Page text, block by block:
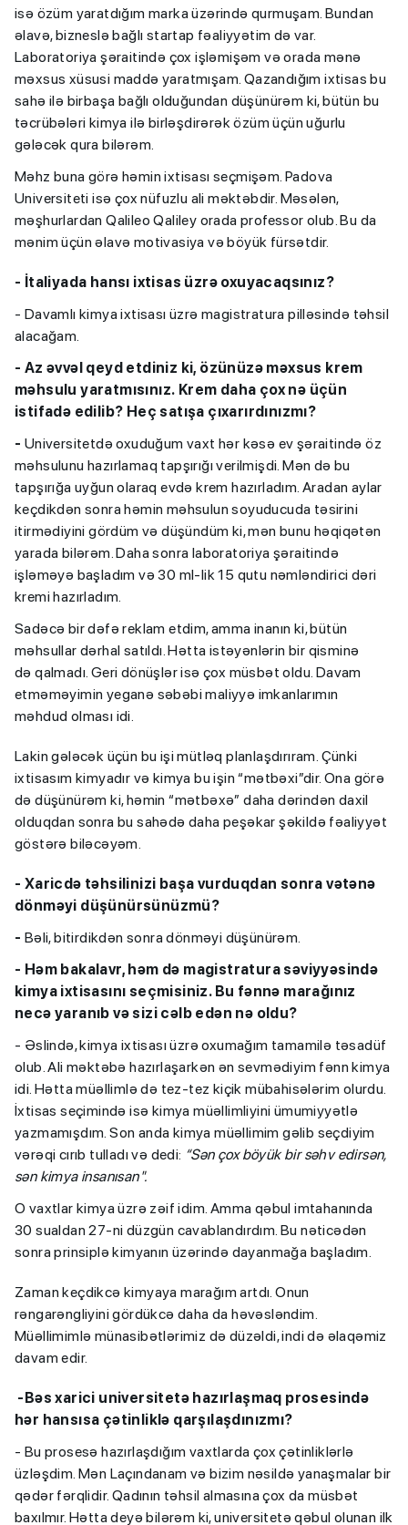
isə özüm yaratdığım marka üzərində qurmuşam. Bundan
əlavə, bizneslə bağlı startap fəaliyyətim də var.
Laboratoriya şəraitində çox işləmişəm və orada mənə
məxsus xüsusi maddə yaratmışam. Qazandığım ixtisas bu
sahə ilə birbaşa bağlı olduğundan düşünürəm ki, bütün bu
təcrübələri kimya ilə birləşdirərək özüm üçün uğurlu
gələcək qura bilərəm.
Məhz buna görə həmin ixtisası seçmişəm. Padova
Universiteti isə çox nüfuzlu ali məktəbdir. Məsələn,
məşhurlardan Qalileo Qaliley orada professor olub. Bu da
mənim üçün əlavə motivasiya və böyük fürsətdir.
- İtaliyada hansı ixtisas üzrə oxuyacaqsınız?
- Davamlı kimya ixtisası üzrə magistratura pilləsində təhsil
alacağam.
- Az əvvəl qeyd etdiniz ki, özünüzə məxsus krem
məhsulu yaratmısınız. Krem daha çox nə üçün
istifadə edilib? Heç satışa çıxarırdınızmı?
- Universitetdə oxuduğum vaxt hər kəsə ev şəraitində öz
məhsulunu hazırlamaq tapşırığı verilmişdi. Mən də bu
tapşırığa uyğun olaraq evdə krem hazırladım. Aradan aylar
keçdikdən sonra həmin məhsulun soyuducuda təsirini
itirmədiyini gördüm və düşündüm ki, mən bunu həqiqətən
yarada bilərəm. Daha sonra laboratoriya şəraitində
işləməyə başladım və 30 ml-lik 15 qutu nəmləndirici dəri
kremi hazırladım.
Sadəcə bir dəfə reklam etdim, amma inanın ki, bütün
məhsullar dərhal satıldı. Hətta istəyənlərin bir qisminə
də qalmadı. Geri dönüşlər isə çox müsbət oldu. Davam
etməməyimin yeganə səbəbi maliyyə imkanlarımın
məhdud olması idi.
Lakin gələcək üçün bu işi mütləq planlaşdırıram. Çünki
ixtisasım kimyadır və kimya bu işin “mətbəxi”dir. Ona görə
də düşünürəm ki, həmin “mətbəxə” daha dərindən daxil
olduqdan sonra bu sahədə daha peşəkar şəkildə fəaliyyət
göstərə biləcəyəm.
- Xaricdə təhsilinizi başa vurduqdan sonra vətənə
dönməyi düşünürsünüzmü?
- Bəli, bitirdikdən sonra dönməyi düşünürəm.
- Həm bakalavr, həm də magistratura səviyyəsində
kimya ixtisasını seçmisiniz. Bu fənnə marağınız
necə yaranıb və sizi cəlb edən nə oldu?
- Əslində, kimya ixtisası üzrə oxumağım tamamilə təsadüf
olub. Ali məktəbə hazırlaşarkən ən sevmədiyim fənn kimya
idi. Hətta müəllimlə də tez-tez kiçik mübahisələrim olurdu.
İxtisas seçimində isə kimya müəllimliyini ümumiyyətlə
yazmamışdım. Son anda kimya müəllimim gəlib seçdiyim
vərəqi cırıb tulladı və dedi: “Sən çox böyük bir səhv edirsən,
sən kimya insanısan".
O vaxtlar kimya üzrə zəif idim. Amma qəbul imtahanında
30 sualdan 27-ni düzgün cavablandırdım. Bu nəticədən
sonra prinsiplə kimyanın üzərində dayanmağa başladım.
Zaman keçdikcə kimyaya marağım artdı. Onun
rəngarəngliyini gördükcə daha da həvəsləndim.
Müəllimimlə münasibətlərimiz də düzəldi, indi də əlaqəmiz
davam edir.
-Bəs xarici universitetə hazırlaşmaq prosesində
hər hansısa çətinliklə qarşılaşdınızmı?
- Bu prosesə hazırlaşdığım vaxtlarda çox çətinliklərlə
üzləşdim. Mən Laçındanam və bizim nəsildə yanaşmalar bir
qədər fərqlidir. Qadının təhsil almasına çox da müsbət
baxılmır. Hətta deyə bilərəm ki, universitetə qəbul olunan ilk